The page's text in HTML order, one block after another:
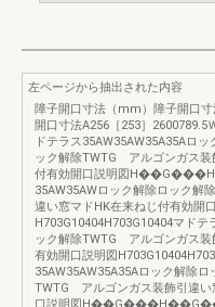
左ページから抽出された内容
障子開口寸法（mm）障子開口
開口寸法A256［253］2600789.5
ドテラス35AW35AW35A35Aロ
ック解除TWTG アルゴンガス装
付有効開口説明図
35AW35AWロック解除ロック解
違い窓マドHK在来ねじ付有効開
H703G10404H703G10404マドテ
ック解除TWTG アルゴンガス装
有効開口説明図
35AW35AW35A35Aロック解除
TWTG アルゴンガス装飾引違い
口説明図